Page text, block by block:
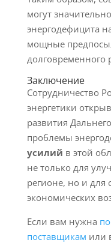
могут
энергодефицита
мощные
долговременного
Заключение
Сотрудничество
энергетики
развития
проблемы
усилий в этой
не только для
регионе, но и для
экономических
Если вам нужна
поставщикам или